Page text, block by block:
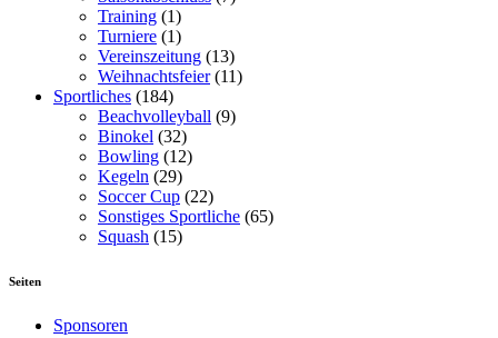
Training (1)
Turniere (1)
Vereinszeitung (13)
Weihnachtsfeier(11)
Sportliches (184)
Beachvolleyball (9)
Binokel (32)
Bowling (12)
Kegeln (29)
Soccer Cup (22)
Sonstiges Sportliche (65)
Squash (15)
Seiten
Sponsoren